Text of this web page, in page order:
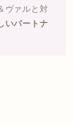
ヴァルと対
いパートナ